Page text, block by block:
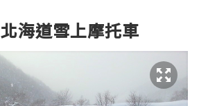
北海道雪上摩托車